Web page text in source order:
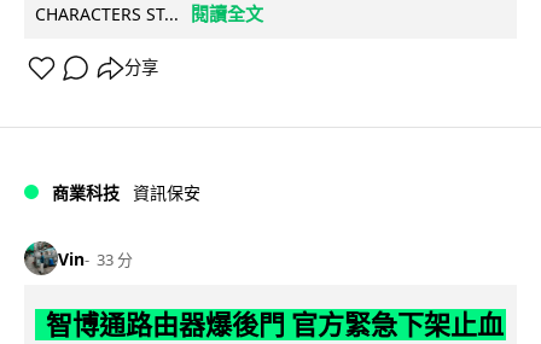
CHARACTERS ST...
閱讀全文
分享
商業科技 資訊保安
Vin 33 分
智博通路由器爆後門 官方緊急下架止血